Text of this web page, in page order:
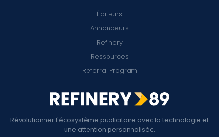
Révolutionner l'écosystème publicitaire avec la technologie et
une attention personnalisée.
Éditeurs
Annonceurs
Refinery
Ressources
Referral Program